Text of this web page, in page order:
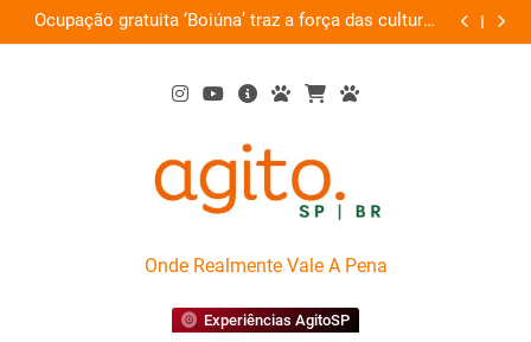
to
Por que Santo Domingo merece uma viagem
exclusiva
AgitoSP
Onde Realmente Vale A Pena
Experiências AgitoSP